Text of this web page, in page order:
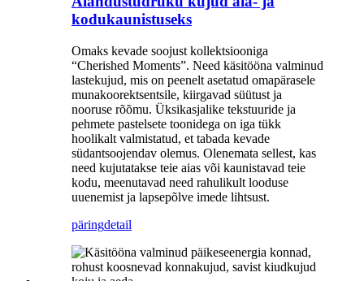
kodukaunistuseks
Omaks kevade soojust kollektsiooniga
“Cherished Moments”. Need käsitööna valminud
lastekujud, mis on peenelt asetatud omapärasele
munakoorektsentsile, kiirgavad süütust ja
nooruse rõõmu. Üksikasjalike tekstuuride ja
pehmete pastelsete toonidega on iga tükk
hoolikalt valmistatud, et tabada kevade
südantsoojendav olemus. Olenemata sellest, kas
need kujutatakse teie aias või kaunistavad teie
kodu, meenutavad need rahulikult looduse
uuenemist ja lapsepõlve imede lihtsust.
päringdetail